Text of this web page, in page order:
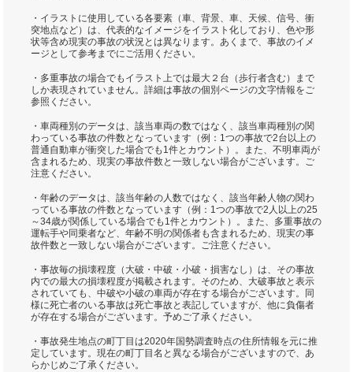
・イラストに使用している各要素（車、背景、車、天候、信号、衝
突地点など）は、代表的なイメージをイラスト化しており、色や形
状等含め現実の事故の状況とは異なります。あくまで、事故のイメ
ージとして参考までにご活用ください。
・多重事故の場合でもイラスト上では最大２台（歩行者含む）まで
しか表現されていません。詳細は事故の個別ページの文字情報をご
参照ください。
・車両種別のデータは、該当車両の数ではなく、該当車両種別の関
わっている事故の件数となっています（例：1つの事故で2台以上の
普通自動車が衝突した場合でも1件とカウント）。また、不明車両が
含まれるため、現実の事故件数と一致しない場合がございます。ご
注意ください。
・年齢のデータは、該当年齢の人数ではなく、該当年齢人物の関わ
っている事故の件数となっています（例：1つの事故で2人以上の25
～34歳が関係している場合でも1件とカウント）。また、多重事故の
運転手や同乗者など、年齢不明の関係者も含まれるため、現実の事
故件数と一致しない場合がございます。ご注意ください。
・事故毎の損壊程度（大破・中破・小破・損害なし）は、その事故
内での最大の損壊程度が掲載されます。そのため、大破事故と表示
されていても、中破や小破の車両が存在する場合がございます。同
様に死亡者のいる事故は死亡事故と表記していますが、他に負傷者
が存在する場合がございます。予めご了承ください。
・事故発生地点の町丁目は2020年国勢調査時点の住所情報を元に推
定しています。現在の町丁目名と異なる場合がございますので、あ
らかじめご了承ください。